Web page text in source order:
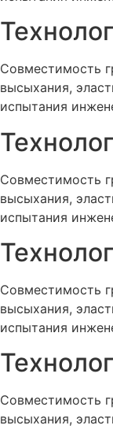
Совместимость
высыхания,
испытания
Совместимость
высыхания,
испытания
Совместимость
высыхания,
испытания
Совместимость
высыхания,